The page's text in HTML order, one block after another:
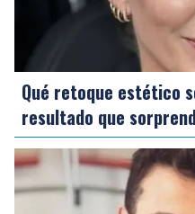
Qué retoque estético
resultado que